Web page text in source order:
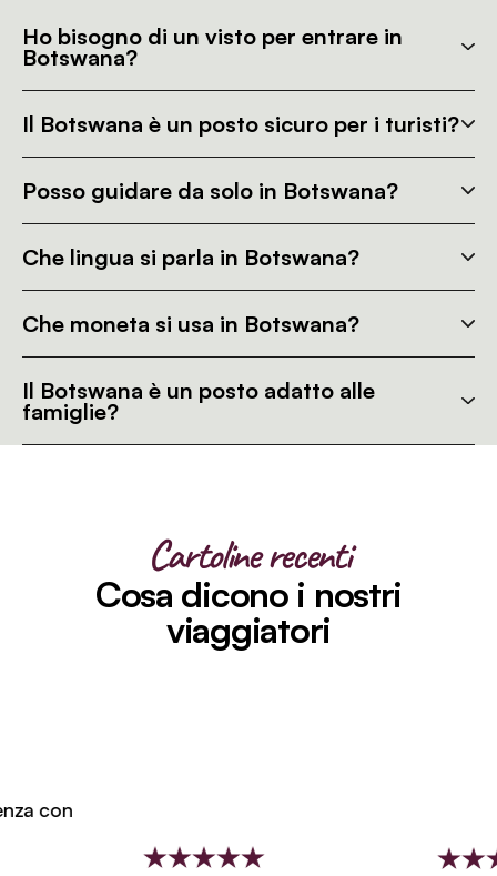
Ho bisogno di un visto per entrare in
Botswana?
Il Botswana è un posto sicuro per i turisti?
Posso guidare da solo in Botswana?
Che lingua si parla in Botswana?
Che moneta si usa in Botswana?
Il Botswana è un posto adatto alle
famiglie?
Cartoline recenti
Cosa dicono i nostri
viaggiatori
con